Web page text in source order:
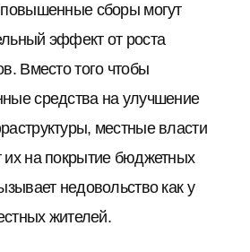
повышенные сборы могут
эффект от роста
Вместо того чтобы
средства на улучшение
местные власти
их на покрытие бюджетных
недовольство как у
жителей.